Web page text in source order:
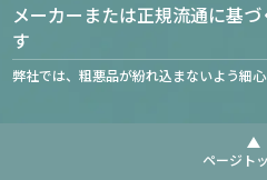
メーカーまたは正規流通に基
す
弊社では、粗悪品が紛れ込まないよう細
ページト